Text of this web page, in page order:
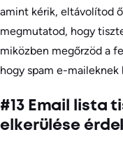
amint kérik, eltávolítod
megmutatod, hogy
miközben megőrzöd a
hogy spam e-maileknek
#13 Email lista
elkerülése